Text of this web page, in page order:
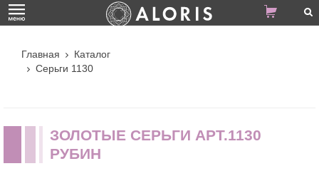
Главная
Каталог
Серьги 1130
ЗОЛОТЫЕ СЕРЬГИ АРТ.1130
РУБИН